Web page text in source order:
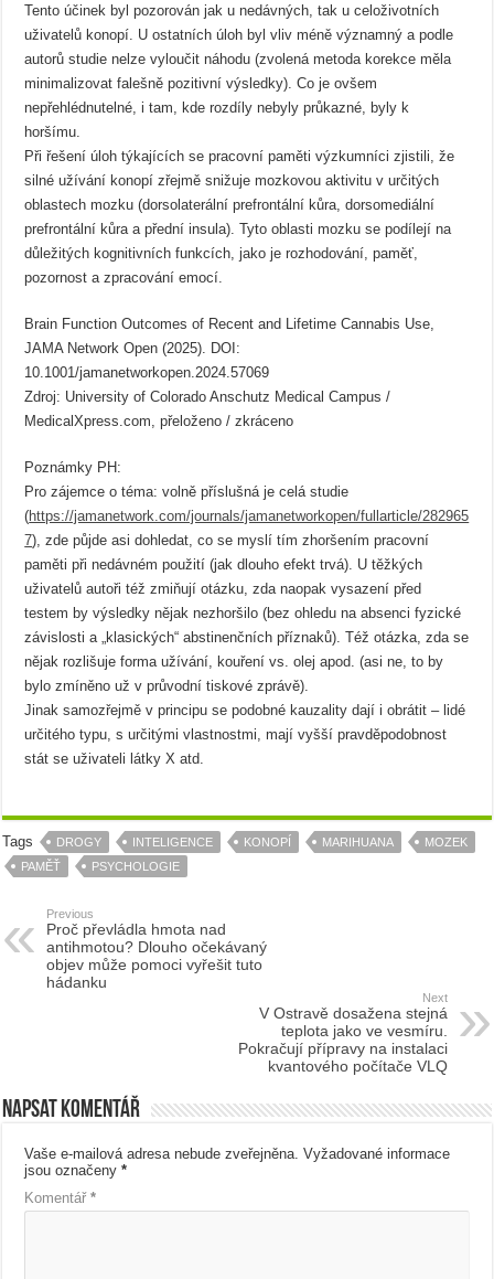
Tento účinek byl pozorován jak u nedávných, tak u celoživotních
uživatelů konopí. U ostatních úloh byl vliv méně významný a podle
autorů studie nelze vyloučit náhodu (zvolená metoda korekce měla
minimalizovat falešně pozitivní výsledky). Co je ovšem
nepřehlédnutelné, i tam, kde rozdíly nebyly průkazné, byly k
horšímu.
Při řešení úloh týkajících se pracovní paměti výzkumníci zjistili, že
silné užívání konopí zřejmě snižuje mozkovou aktivitu v určitých
oblastech mozku (dorsolaterální prefrontální kůra, dorsomediální
prefrontální kůra a přední insula). Tyto oblasti mozku se podílejí na
důležitých kognitivních funkcích, jako je rozhodování, paměť,
pozornost a zpracování emocí.
Brain Function Outcomes of Recent and Lifetime Cannabis Use,
JAMA Network Open (2025). DOI:
10.1001/jamanetworkopen.2024.57069
Zdroj: University of Colorado Anschutz Medical Campus /
MedicalXpress.com, přeloženo / zkráceno
Poznámky PH:
Pro zájemce o téma: volně příslušná je celá studie
(https://jamanetwork.com/journals/jamanetworkopen/fullarticle/282965
7), zde půjde asi dohledat, co se myslí tím zhoršením pracovní
paměti při nedávném použití (jak dlouho efekt trvá). U těžkých
uživatelů autoři též zmiňují otázku, zda naopak vysazení před
testem by výsledky nějak nezhoršilo (bez ohledu na absenci fyzické
závislosti a „klasických“ abstinenčních příznaků). Též otázka, zda se
nějak rozlišuje forma užívání, kouření vs. olej apod. (asi ne, to by
bylo zmíněno už v průvodní tiskové zprávě).
Jinak samozřejmě v principu se podobné kauzality dají i obrátit – lidé
určitého typu, s určitými vlastnostmi, mají vyšší pravděpodobnost
stát se uživateli látky X atd.
Tags DROGY INTELIGENCE KONOPÍ MARIHUANA
MOZEK
PAMĚŤ
PSYCHOLOGIE
Previous
Proč převládla hmota nad
antihmotou? Dlouho očekávaný
objev může pomoci vyřešit tuto
hádanku
Next
V Ostravě dosažena stejná
teplota jako ve vesmíru.
Pokračují přípravy na instalaci
kvantového počítače VLQ
Napsat komentář
Vaše e-mailová adresa nebude zveřejněna. Vyžadované informace
jsou označeny*
Komentář*